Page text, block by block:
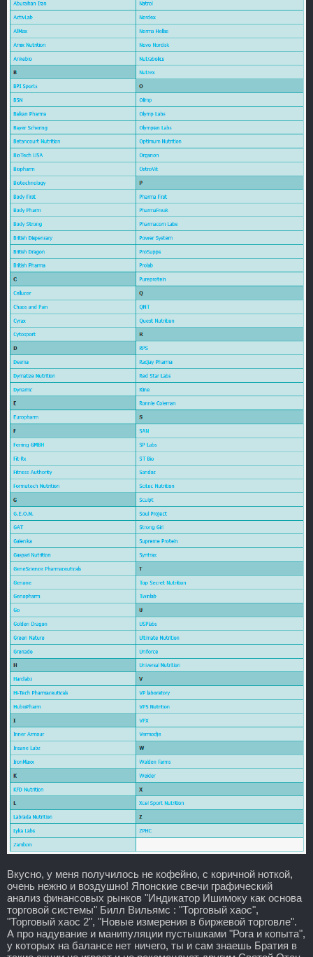
Вкусно, у меня получилось не кофейно, с коричной ноткой,
очень нежно и воздушно! Японские свечи графический
анализ финансовых рынков "Индикатор Ишимоку как основа
торговой системы" Билл Вильямс : "Торговый хаос",
"Торговый хаос 2", "Новые измерения в биржевой торговле".
А про надувание и манипуляции пустышками "Рога и копыта",
у которых на балансе нет ничего, ты и сам знаешь Братия в